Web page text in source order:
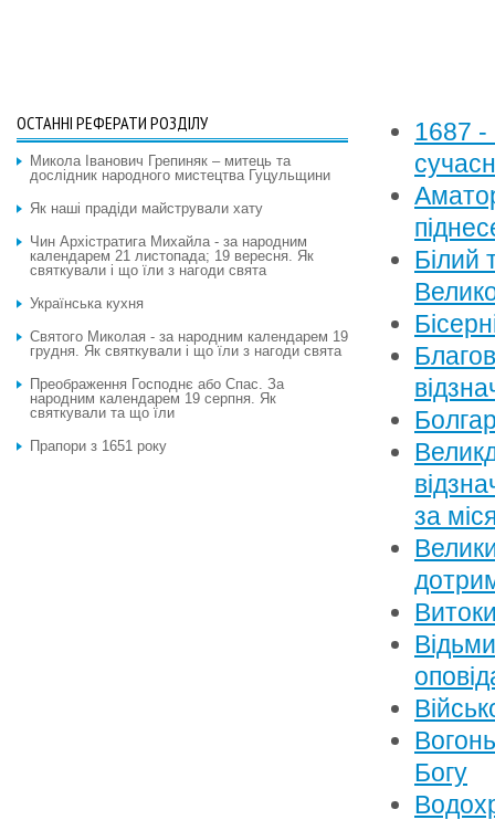
1687 -
Білий
за
Богу
ОСТАННІ РЕФЕРАТИ РОЗДІЛУ
Микола Іванович Грепиняк – митець та
дослідник народного мистецтва Гуцульщини
Як наші прадіди майстрували хату
Чин Архістратига Михайла - за народним
календарем 21 листопада; 19 вересня. Як
святкували і що їли з нагоди свята
Українська кухня
Святого Миколая - за народним календарем 19
грудня. Як святкували і що їли з нагоди свята
Преображення Господнє або Спас. За
народним календарем 19 серпня. Як
святкували та що їли
Прапори з 1651 року